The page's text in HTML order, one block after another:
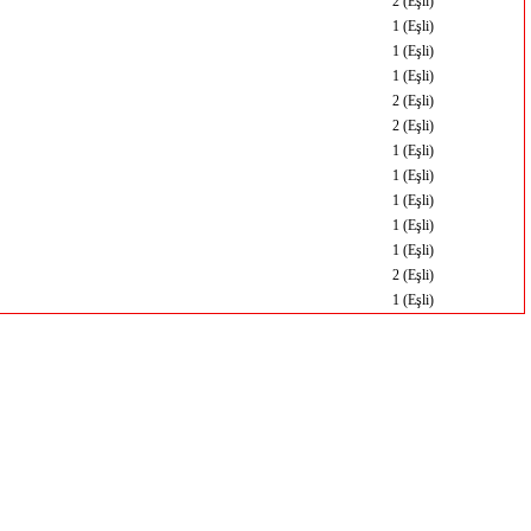
1 (Eşli)
1 (Eşli)
1 (Eşli)
2 (Eşli)
2 (Eşli)
1 (Eşli)
1 (Eşli)
1 (Eşli)
1 (Eşli)
1 (Eşli)
2 (Eşli)
1 (Eşli)